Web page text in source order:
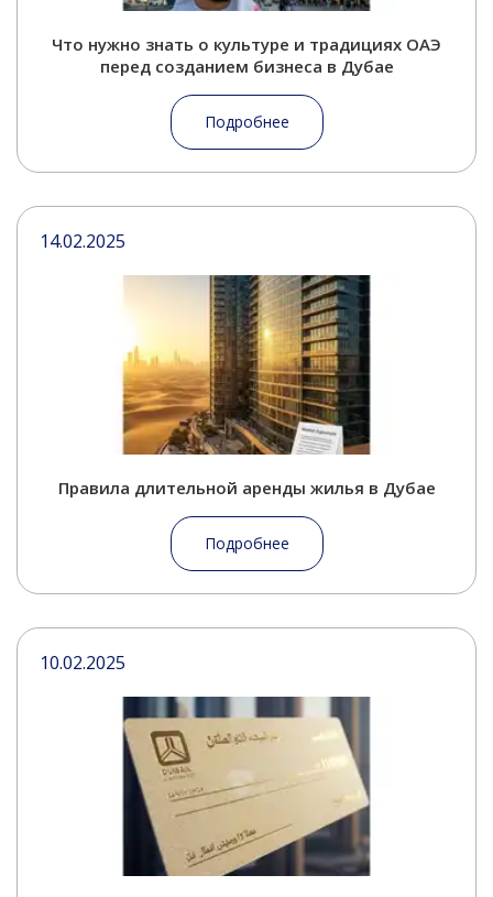
Что нужно знать о культуре и традициях ОАЭ
перед созданием бизнеса в Дубае
Подробнее
14.02.2025
Правила длительной аренды жилья в Дубае
Подробнее
10.02.2025